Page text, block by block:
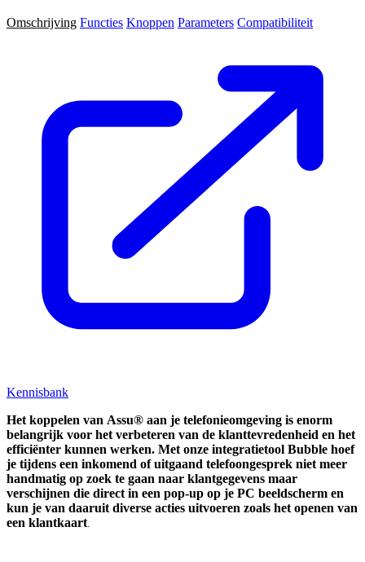
Omschrijving Functies Knoppen Parameters Compatibiliteit
Kennisbank
Het koppelen van Assu® aan je telefonieomgeving is enorm
belangrijk voor het verbeteren van de klanttevredenheid en het
efficiënter kunnen werken. Met onze integratietool Bubble hoef
je tijdens een inkomend of uitgaand telefoongesprek niet meer
handmatig op zoek te gaan naar klantgegevens maar
verschijnen die direct in een pop-up op je PC beeldscherm en
kun je van daaruit diverse acties uitvoeren zoals het openen van
een klantkaart